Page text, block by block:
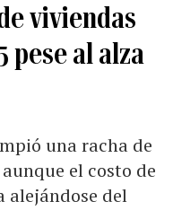
viviendas
pese al alza
una racha de
el costo de
alejándose del